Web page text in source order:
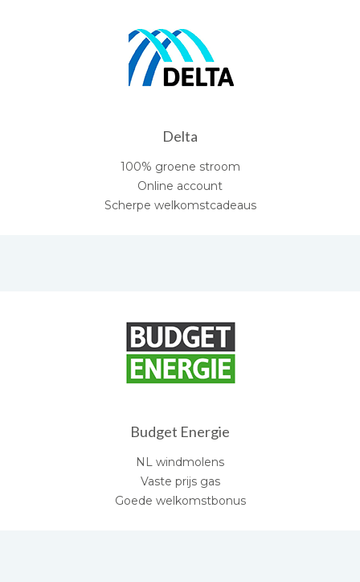
Delta
100% groene stroom
Online account
Scherpe welkomstcadeaus
Budget Energie
NL windmolens
Vaste prijs gas
Goede welkomstbonus